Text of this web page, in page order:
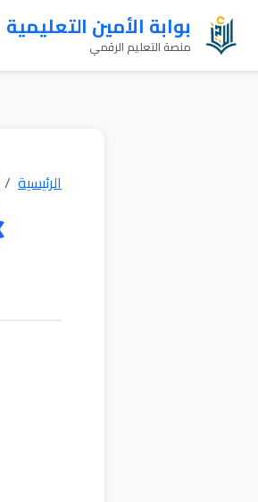
بوابة الأمين التعليمية
منصة التعليم الرقمي
الرئيسية